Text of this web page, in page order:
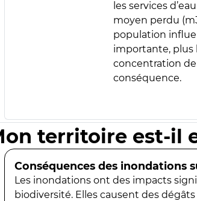
les services
moyen perdu
population influe
importante, plus
concentration
conséquence.
territoire est-il
Conséquences des inondations
Les inondations ont des impacts
biodiversité. Elles causent des